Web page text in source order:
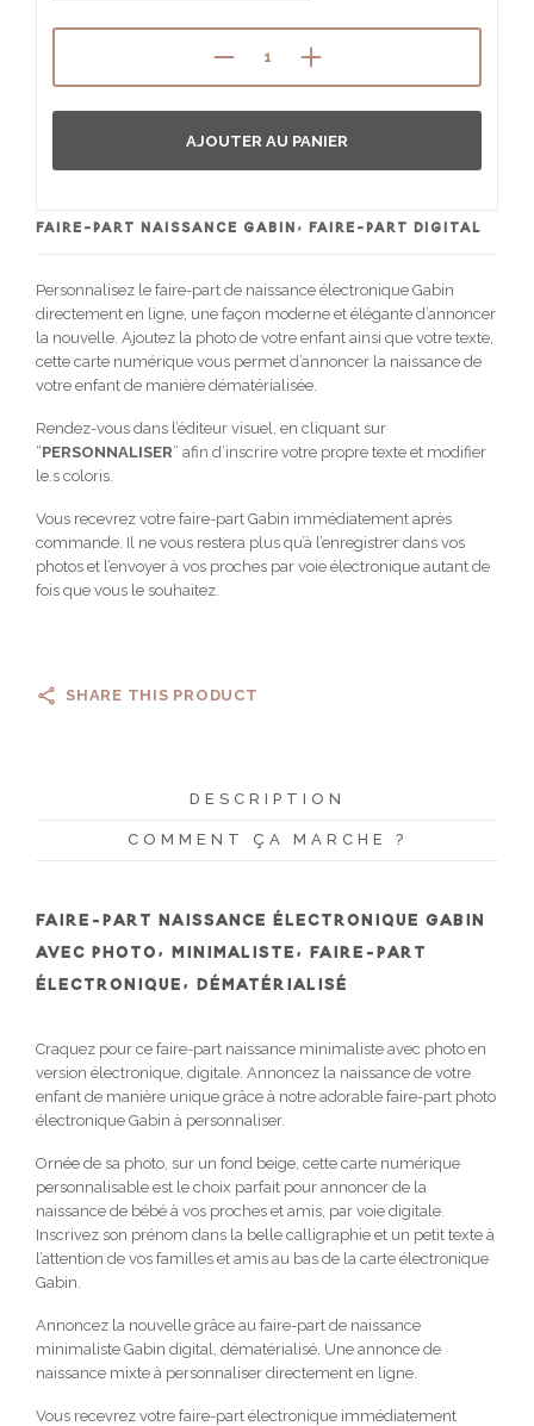
FAIRE-PART NAISSANCE GABIN, FAIRE-PART DIGITAL
Personnalisez le faire-part de naissance électronique Gabin
directement en ligne, une façon moderne et élégante d’annoncer
la nouvelle. Ajoutez la photo de votre enfant ainsi que votre texte,
cette carte numérique vous permet d’annoncer la naissance de
votre enfant de manière dématérialisée.
Rendez-vous dans l’éditeur visuel, en cliquant sur
“PERSONNALISER” afin d’inscrire votre propre texte et modifier
le.s coloris.
Vous recevrez votre faire-part Gabin immédiatement après
commande. Il ne vous restera plus qu’à l’enregistrer dans vos
photos et l’envoyer à vos proches par voie électronique autant de
fois que vous le souhaitez.
AJOUTER AU PANIER
SHARE THIS PRODUCT
DESCRIPTION
COMMENT ÇA MARCHE ?
FAIRE-PART NAISSANCE ÉLECTRONIQUE GABIN
AVEC PHOTO, MINIMALISTE, FAIRE-PART
ÉLECTRONIQUE, DÉMATÉRIALISÉ
Craquez pour ce faire-part naissance minimaliste avec photo en
version électronique, digitale. Annoncez la naissance de votre
enfant de manière unique grâce à notre adorable faire-part photo
électronique Gabin à personnaliser.
Ornée de sa photo, sur un fond beige, cette carte numérique
personnalisable est le choix parfait pour annoncer de la
naissance de bébé à vos proches et amis, par voie digitale.
Inscrivez son prénom dans la belle calligraphie et un petit texte à
l’attention de vos familles et amis au bas de la carte électronique
Gabin.
Annoncez la nouvelle grâce au faire-part de naissance
minimaliste Gabin digital, dématérialisé. Une annonce de
naissance mixte à personnaliser directement en ligne.
Vous recevrez votre faire-part électronique immédiatement